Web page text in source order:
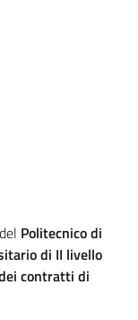
del Politecnico di
di II livello
contratti di